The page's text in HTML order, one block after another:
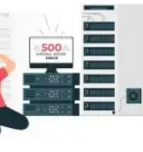
Optimizasyonu
ve